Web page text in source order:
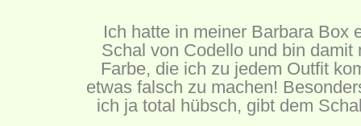
Ich hatte in meiner Barbara Box
Schal von Codello und bin damit
Farbe, die ich zu jedem Outfit
etwas falsch zu machen!
ich ja total hübsch, gibt dem